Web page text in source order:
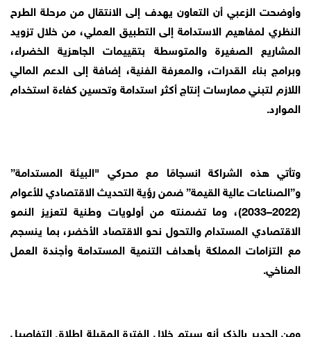
وأوضحت الزعبي أن التعاون يهدف إلى الانتقال من مرحلة الطرح
النظري لمفاهيم الاستدامة إلى التطبيق العملي، من خلال تزويد
المشاريع الصغيرة والمتوسطة بتقييمات الجاهزية الخضراء،
وبرامج بناء القدرات، والمعرفة الفنية، إضافة إلى الدعم المالي
اللازم لتبني ممارسات إنتاج أكثر استدامة وتحسين كفاءة استخدام
الموارد.
وتأتي هذه الشراكة انسجامًا مع محركي "البيئة المستدامة”
و”الصناعات عالية القيمة” ضمن رؤية التحديث الاقتصادي للأعوام
(2022–2033)، وما تضمنته من أولويات وطنية لتعزيز النمو
الاقتصادي المستدام والتحول نحو الاقتصاد الأخضر، بما ينسجم
مع التزامات المملكة بأهداف التنمية المستدامة وأجندة العمل
المناخي.
ومن الجدير بالذكر أنه سيتم خلال الفترة المقبلة إطلاق التفاصيل